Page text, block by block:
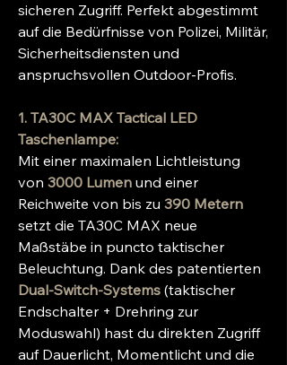
sicheren Zugriff. Perfekt abgestimmt
auf die Bedürfnisse von Polizei, Militär,
Sicherheitsdiensten und
anspruchsvollen Outdoor-Profis.
1. TA30C MAX Tactical LED
Taschenlampe:
Mit einer maximalen Lichtleistung
von 3000 Lumen und einer
Reichweite von bis zu 390 Metern
setzt die TA30C MAX neue
Maßstäbe in puncto taktischer
Beleuchtung. Dank des patentierten
Dual-Switch-Systems (taktischer
Endschalter + Drehring zur
Moduswahl) hast du direkten Zugriff
auf Dauerlicht, Momentlicht und die